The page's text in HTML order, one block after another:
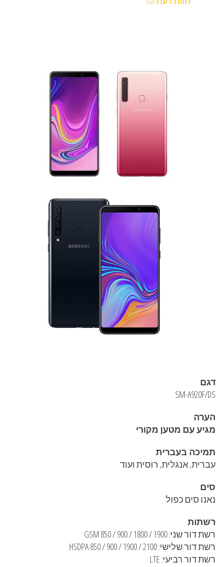
דגם
SM-A920F/DS
הערה
מגיע עם מטען מקורי
תמיכה בעברית
עברית, אנגלית, רוסית ועוד
סים
נאנו סים כפול
רשתות
רשת דור שני: GSM 850 / 900 / 1800 / 1900
רשת דור שלישי: HSDPA 850 / 900 / 1900 / 2100
רשת דור רביעי: LTE